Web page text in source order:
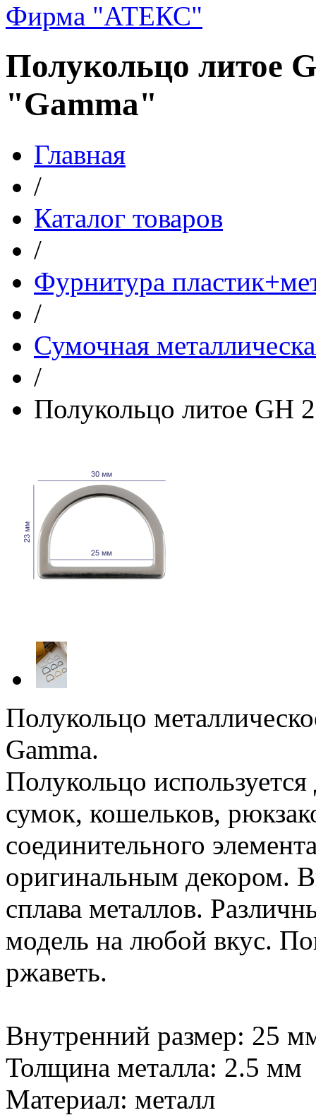
Фирма "АТЕКС"
Полукольцо литое
"Gamma"
Главная
/
Каталог товаров
/
Фурнитура
/
Сумочная
/
Полукольцо литое GH
Полукольцо
Gamma.
Полукольцо
сумок, кошельков,
соединительного
оригинальным декором.
сплава металлов.
модель на любой вкус.
ржаветь.
Внутренний размер: 25
Толщина металла: 2.5 мм
Материал: металл